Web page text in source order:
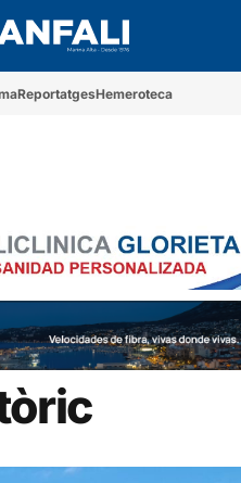
ReportatgesHemeroteca